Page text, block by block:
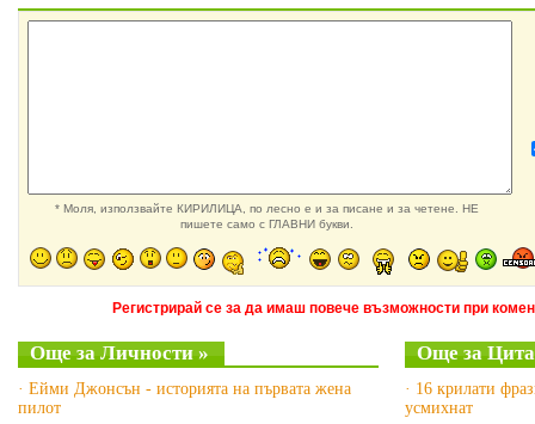
* Моля, използвайте КИРИЛИЦА, по лесно е и за писане и за четене. НЕ
пишете само с ГЛАВНИ букви.
Регистрирай се за да имаш повече възможности при
Още за Личности »
· Ейми Джонсън - историята на първата жена
пилот
Още за
· 16 крилати
усмихнат